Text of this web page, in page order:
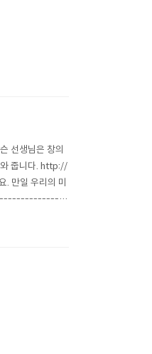
선생님은 창의
와 줍니다. http://
만일 우리의 미